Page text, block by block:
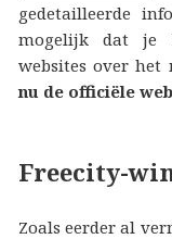
gedetailleerde
mogelijk dat je
websites over
nu de officiële
Freecity-
Zoals eerder al